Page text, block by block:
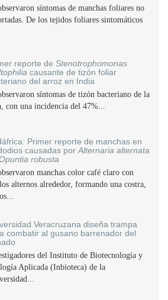
síntomas de manchas foliares no
De los tejidos foliares sintomáticos
reporte de Stenotrophomonas
causante de tizón foliar
del arroz en India
síntomas de tizón bacteriano de la
con una incidencia del 47%...
Primer reporte de manchas en
causadas por Alternaria alternata
robusta
manchas color café claro con
alternos alrededor, formando una costra,
Veracruzana diseña trampa
combatir al gusano barrenador del
del Instituto de Biotecnología y
Aplicada (Inbioteca) de la